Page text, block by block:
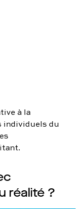
à la
individuels du
réalité ?